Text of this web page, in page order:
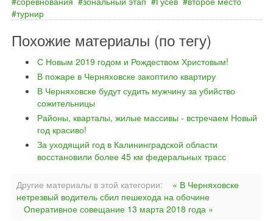
турнир
Похожие материалы (по тегу)
С Новым 2019 годом и Рождеством Христовым!
В пожаре в Черняховске закоптило квартиру
В Черняховске будут судить мужчину за убийство
сожительницы
Районы, кварталы, жилые массивы - встречаем Новый
год красиво!
За уходящий год в Калининградской области
восстановили более 45 км федеральных трасс
Другие материалы в этой категории:
« В Черняховске
нетрезвый водитель сбил пешехода на обочине
Оперативное совещание 13 марта 2018 года »